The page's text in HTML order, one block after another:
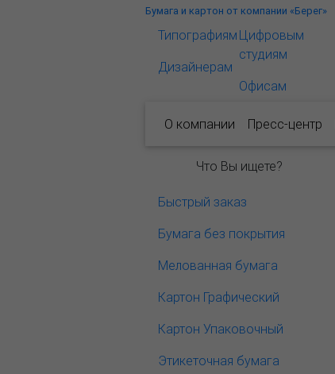
Бумага и картон от компании «Берег»
Типографиям
Дизайнерам
Цифровым
студиям
Офисам
О компании Пресс-центр
Что Вы ищете?
Быстрый заказ
Бумага без покрытия
Мелованная бумага
Картон Графический
Картон Упаковочный
Этикеточная бумага